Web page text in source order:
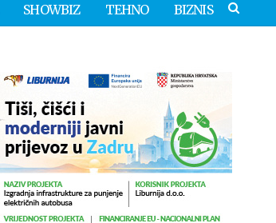
SHOWBIZ TEHNO BIZNIS